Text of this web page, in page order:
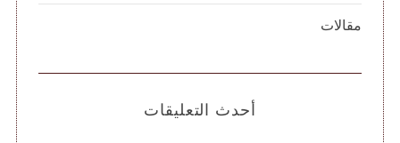
مقالات
أحدث التعليقات